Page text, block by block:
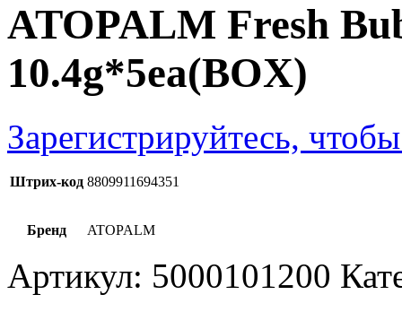
ATOPALM Fresh
10.4g*5ea(BOX)
Зарегистрируйтесь,
Штрих-код 8809911694351
Бренд ATOPALM
Артикул: 5000101200